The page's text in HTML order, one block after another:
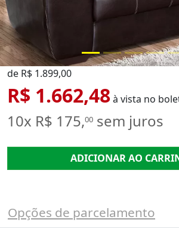
de R$ 1.899,00
R$ 1.662,48à vista no
10x R$ 175,00 sem juros
ADICIONAR AO
Opções de parcelamento